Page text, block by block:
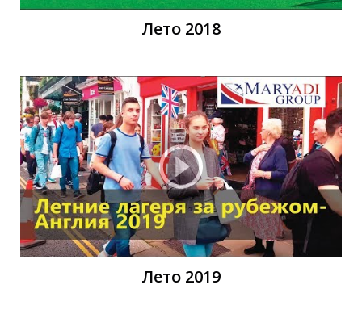
Ы
Ы
Лето 2018
Лето 2019